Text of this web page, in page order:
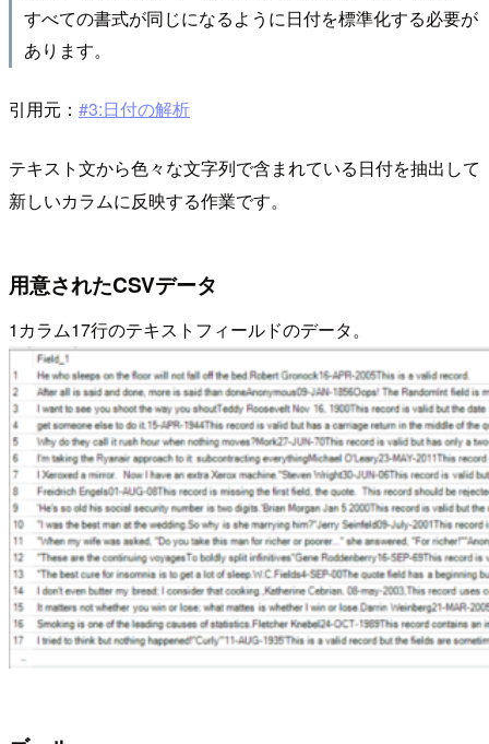
すべての書式が同じになるように日付を標準化する必要が
あります。
引用元： #3:日付の解析
テキスト文から色々な文字列で含まれている日付を抽出して
新しいカラムに反映する作業です。
用意されたCSVデータ
1カラム17行のテキストフィールドのデータ。